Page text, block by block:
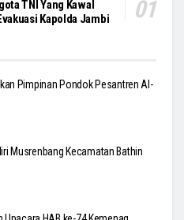
TNI Yang Kawal
Kapolda Jambi
Pimpinan Pondok Pesantren Al-
Musrenbang Kecamatan Bathin